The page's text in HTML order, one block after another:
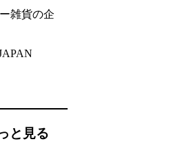
雑貨の企
と見る